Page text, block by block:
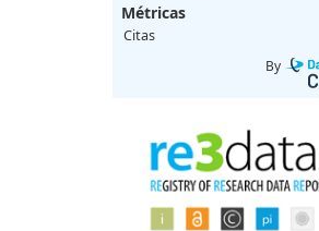
Métricas
Citas
By